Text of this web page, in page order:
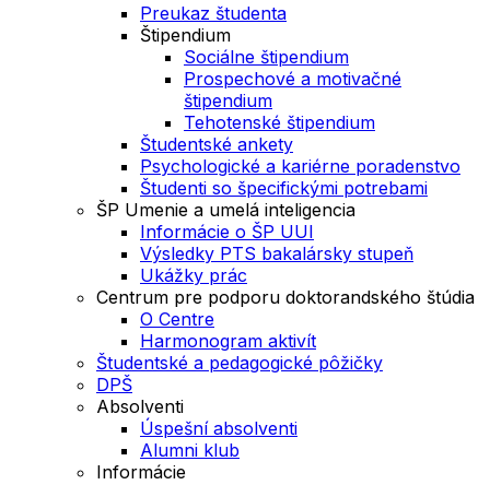
Preukaz študenta
Štipendium
Sociálne štipendium
Prospechové a motivačné
štipendium
Tehotenské štipendium
Študentské ankety
Psychologické a kariérne poradenstvo
Študenti so špecifickými potrebami
ŠP Umenie a umelá inteligencia
Informácie o ŠP UUI
Výsledky PTS bakalársky stupeň
Ukážky prác
Centrum pre podporu doktorandského štúdia
O Centre
Harmonogram aktivít
Študentské a pedagogické pôžičky
DPŠ
Absolventi
Úspešní absolventi
Alumni klub
Informácie